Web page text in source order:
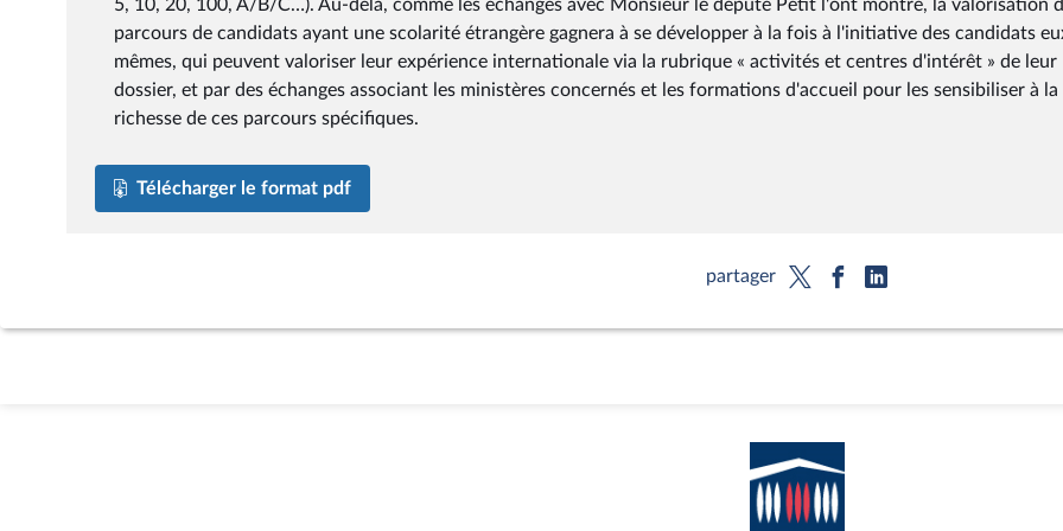
5, 10, 20, 100, A/B/C…). Au-delà, comme les échanges avec Monsieur le député Petit l'ont montré, la valorisation
parcours de candidats ayant une scolarité étrangère gagnera à se développer à la fois à l'initiative des candidats
mêmes, qui peuvent valoriser leur expérience internationale via la rubrique « activités et centres d'intérêt » de leur
dossier, et par des échanges associant les ministères concernés et les formations d'accueil pour les sensibiliser à la
richesse de ces parcours spécifiques.
Télécharger le format pdf
partager